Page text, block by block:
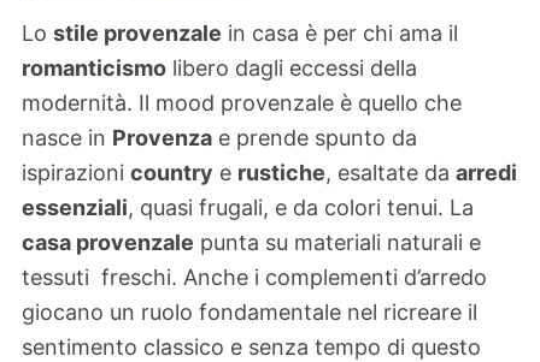
Lo stile provenzale in casa è per chi ama il
romanticismo libero dagli eccessi della
modernità. Il mood provenzale è quello che
nasce in Provenza e prende spunto da
ispirazioni country e rustiche, esaltate da arredi
essenziali, quasi frugali, e da colori tenui. La
casa provenzale punta su materiali naturali e
tessuti freschi. Anche i complementi d’arredo
giocano un ruolo fondamentale nel ricreare il
sentimento classico e senza tempo di questo